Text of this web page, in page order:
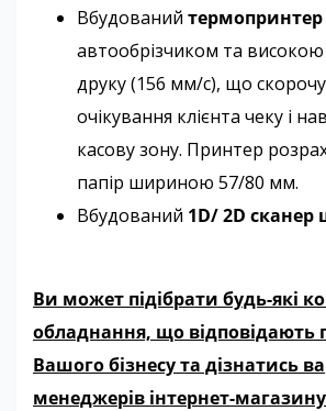
Вбудований термопринтер
автообрізчиком та
друку (156 мм/с), що
очікування клієнта чеку і
касову зону. Принтер
папір шириною 57/80 мм.
Вбудований 1D/ 2D сканер
Ви может підібрати будь-які
обладнання, що відповідають
Вашого бізнесу та дізнатись
менеджерів інтернет-